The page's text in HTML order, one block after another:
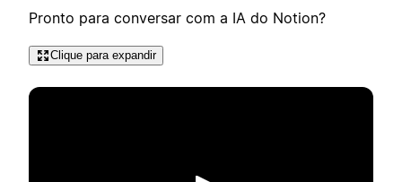
Pronto para conversar com a IA do Notion?
Clique para expandir